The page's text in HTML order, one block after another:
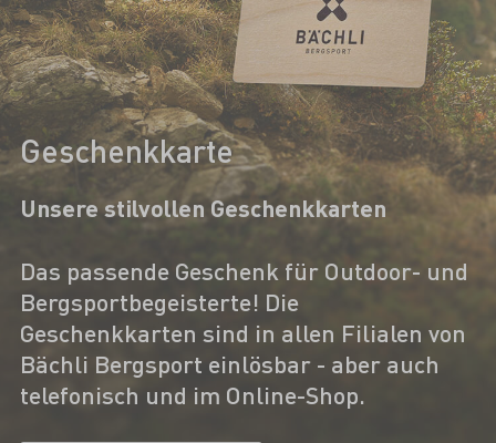
Geschenkkarte
Unsere stilvollen Geschenkkarten
Das passende Geschenk für Outdoor- und
Bergsportbegeisterte! Die
Geschenkkarten sind in allen Filialen von
Bächli Bergsport einlösbar - aber auch
telefonisch und im Online-Shop.